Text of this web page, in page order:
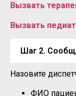
Вызвать
Вызвать
Шаг 2.
Назовите
ФИО